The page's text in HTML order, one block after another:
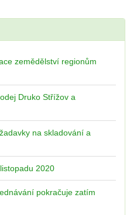
zemědělství regionům
Druko Střížov a
na skladování a
2020
pokračuje zatím